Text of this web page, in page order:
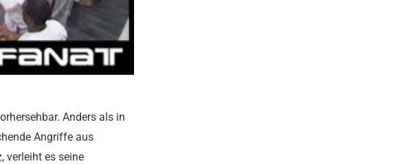
Anders als in
Angriffe aus
verleiht es seine